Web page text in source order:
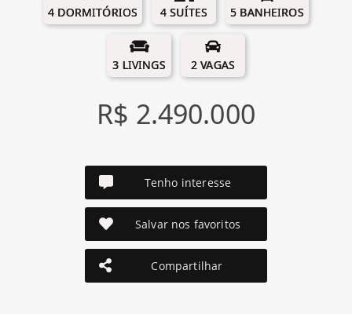
4 DORMITÓRIOS 4 SUÍTES 5 BANHEIROS
3 LIVINGS 2 VAGAS
R$ 2.490.000
Tenho interesse
Salvar nos favoritos
Compartilhar